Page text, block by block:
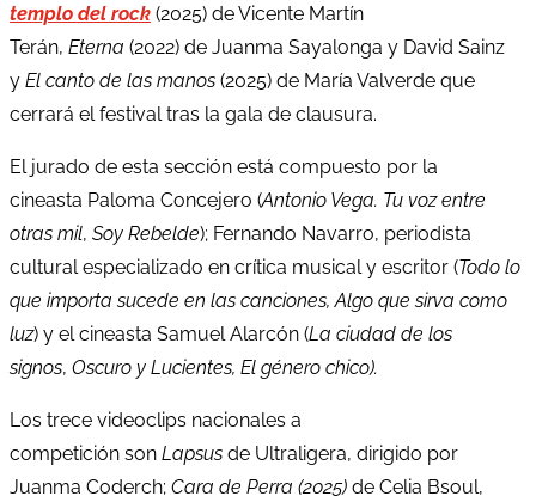
templo del rock (2025) de Vicente Martín
Terán, Eterna (2022) de Juanma Sayalonga y David Sainz
y El canto de las manos (2025) de María Valverde que
cerrará el festival tras la gala de clausura.
El jurado de esta sección está compuesto por la
cineasta Paloma Concejero (Antonio Vega. Tu voz entre
otras mil, Soy Rebelde); Fernando Navarro, periodista
cultural especializado en crítica musical y escritor (Todo lo
que importa sucede en las canciones, Algo que sirva como
luz) y el cineasta Samuel Alarcón (La ciudad de los
signos, Oscuro y Lucientes, El género chico).
Los trece videoclips nacionales a
competición son Lapsus de Ultraligera, dirigido por
Juanma Coderch; Cara de Perra (2025) de Celia Bsoul,